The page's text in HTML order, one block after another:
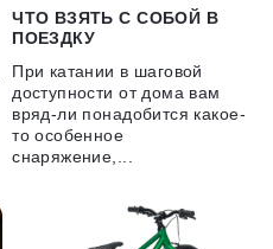
ЧТО ВЗЯТЬ С СОБОЙ В
ПОЕЗДКУ
При катании в шаговой
доступности от дома вам
вряд-ли понадобится какое-
то особенное
снаряжение,...